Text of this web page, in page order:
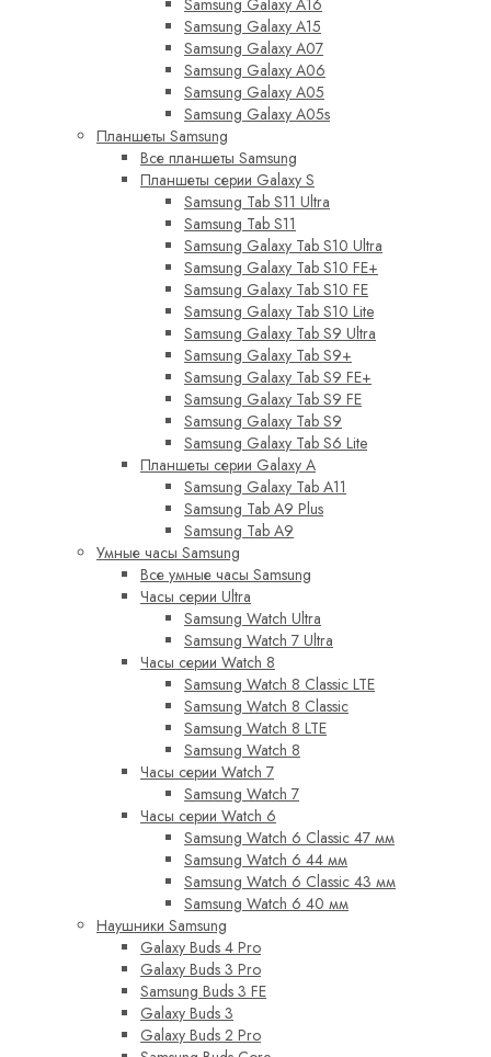
Samsung Galaxy A16
Samsung Galaxy A15
Samsung Galaxy A07
Samsung Galaxy A06
Samsung Galaxy A05
Samsung Galaxy A05s
Планшеты Samsung
Все планшеты Samsung
Планшеты серии Galaxy S
Samsung Tab S11 Ultra
Samsung Tab S11
Samsung Galaxy Tab S10 Ultra
Samsung Galaxy Tab S10 FE+
Samsung Galaxy Tab S10 FE
Samsung Galaxy Tab S10 Lite
Samsung Galaxy Tab S9 Ultra
Samsung Galaxy Tab S9+
Samsung Galaxy Tab S9 FE+
Samsung Galaxy Tab S9 FE
Samsung Galaxy Tab S9
Samsung Galaxy Tab S6 Lite
Планшеты серии Galaxy A
Samsung Galaxy Tab A11
Samsung Tab A9 Plus
Samsung Tab A9
Умные часы Samsung
Все умные часы Samsung
Часы серии Ultra
Samsung Watch Ultra
Samsung Watch 7 Ultra
Часы серии Watch 8
Samsung Watch 8 Classic LTE
Samsung Watch 8 Classic
Samsung Watch 8 LTE
Samsung Watch 8
Часы серии Watch 7
Samsung Watch 7
Часы серии Watch 6
Samsung Watch 6 Classic 47 мм
Samsung Watch 6 44 мм
Samsung Watch 6 Classic 43 мм
Samsung Watch 6 40 мм
Наушники Samsung
Galaxy Buds 4 Pro
Galaxy Buds 3 Pro
Samsung Buds 3 FE
Galaxy Buds 3
Galaxy Buds 2 Pro